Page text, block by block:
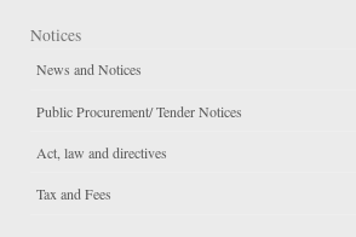
Notices
News and Notices
Public Procurement/ Tender Notices
Act, law and directives
Tax and Fees